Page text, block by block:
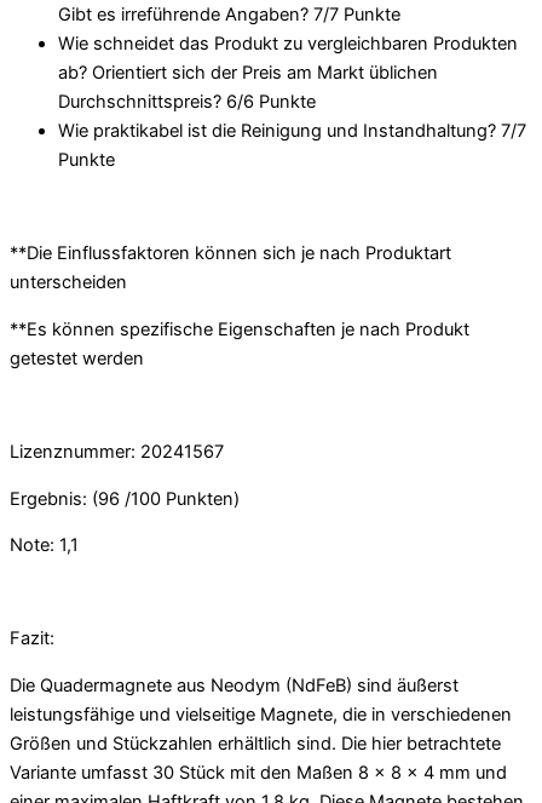
Gibt es irreführende Angaben? 7/7 Punkte
Wie schneidet das Produkt zu vergleichbaren Produkten
ab? Orientiert sich der Preis am Markt üblichen
Durchschnittspreis? 6/6 Punkte
Wie praktikabel ist die Reinigung und Instandhaltung? 7/7
Punkte
**Die Einflussfaktoren können sich je nach Produktart
unterscheiden
**Es können spezifische Eigenschaften je nach Produkt
getestet werden
Lizenznummer: 20241567
Ergebnis: (96 /100 Punkten)
Note: 1,1
Fazit:
Die Quadermagnete aus Neodym (NdFeB) sind äußerst
leistungsfähige und vielseitige Magnete, die in verschiedenen
Größen und Stückzahlen erhältlich sind. Die hier betrachtete
Variante umfasst 30 Stück mit den Maßen 8 x 8 x 4 mm und